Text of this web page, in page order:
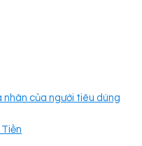
nhân của người tiêu dùng